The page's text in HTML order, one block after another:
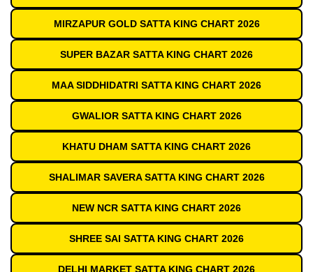
MIRZAPUR GOLD SATTA KING CHART 2026
SUPER BAZAR SATTA KING CHART 2026
MAA SIDDHIDATRI SATTA KING CHART 2026
GWALIOR SATTA KING CHART 2026
KHATU DHAM SATTA KING CHART 2026
SHALIMAR SAVERA SATTA KING CHART 2026
NEW NCR SATTA KING CHART 2026
SHREE SAI SATTA KING CHART 2026
DELHI MARKET SATTA KING CHART 2026